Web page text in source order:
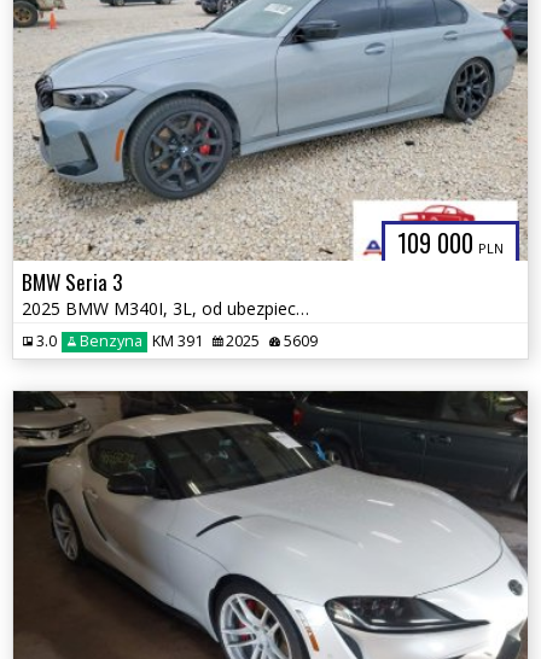
109 000 PLN
BMW Seria 3
2025 BMW M340I, 3L, od ubezpieczalni
3.0 Benzyna KM 391 2025 5609